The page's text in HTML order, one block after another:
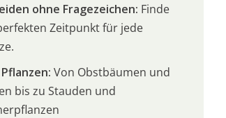
ohne Fragezeichen: Finde
Zeitpunkt für jede
Von Obstbäumen und
bis zu Stauden und